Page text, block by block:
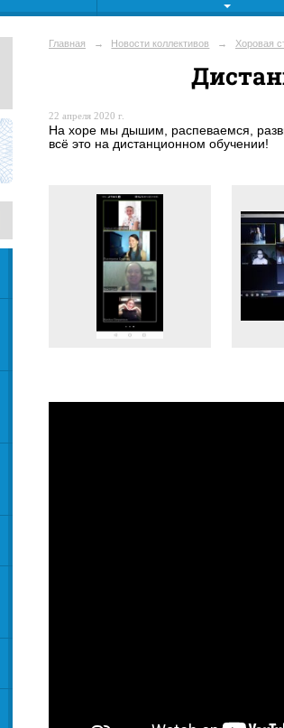
Главная → Новости коллективов → Хоровая
22 апреля 2020 г.
На хоре мы дышим, распеваемся,
всё это на дистанционном обучении!